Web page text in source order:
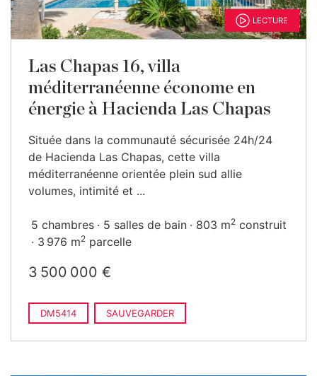
LECTURE
Las Chapas 16, villa
méditerranéenne économe en
énergie à Hacienda Las Chapas
Située dans la communauté sécurisée 24h/24
de Hacienda Las Chapas, cette villa
méditerranéenne orientée plein sud allie
volumes, intimité et ...
5 chambres 5 salles de bain 803 m2 construit
3 976 m2 parcelle
3 500 000 €
DM5414 SAUVEGARDER